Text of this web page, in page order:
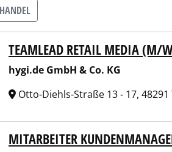
HANDEL
Co. KG
TEAMLEAD RETAIL MEDIA (M/
hygi.de GmbH & Co. KG
Otto-Diehls-Straße 13 - 17, 48291
Co. KG
MITARBEITER